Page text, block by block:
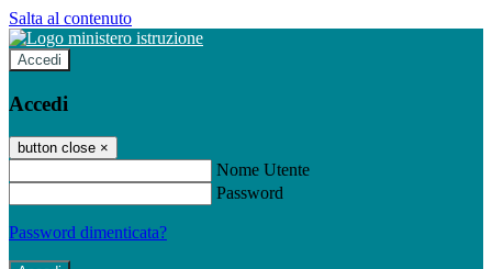
Salta al contenuto
Accedi
Accedi
button close ×
Nome Utente
Password
Password dimenticata?